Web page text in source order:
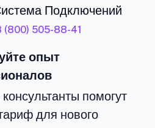
Подключений
(800) 505-88-41
опыт
помогут
для нового